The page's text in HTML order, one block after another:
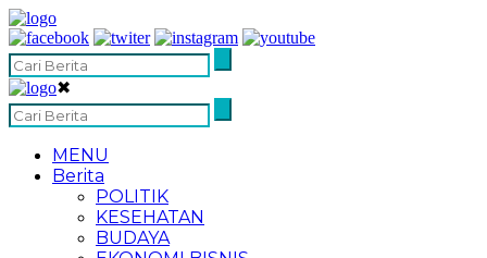
✖
MENU
Berita
POLITIK
KESEHATAN
BUDAYA